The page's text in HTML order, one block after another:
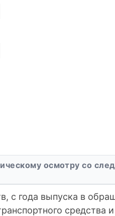
осмотру со
с года выпуска в
средства